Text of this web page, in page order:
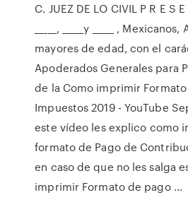
C. JUEZ DE LO CIVIL P R E S E
_____, _____y _____ ,
mayores de edad, con el
Apoderados Generales para
de la Como imprimir
Impuestos 2019 - YouTube
este vídeo les explico como
formato de Pago de
en caso de que no les salga
imprimir Formato de pago …